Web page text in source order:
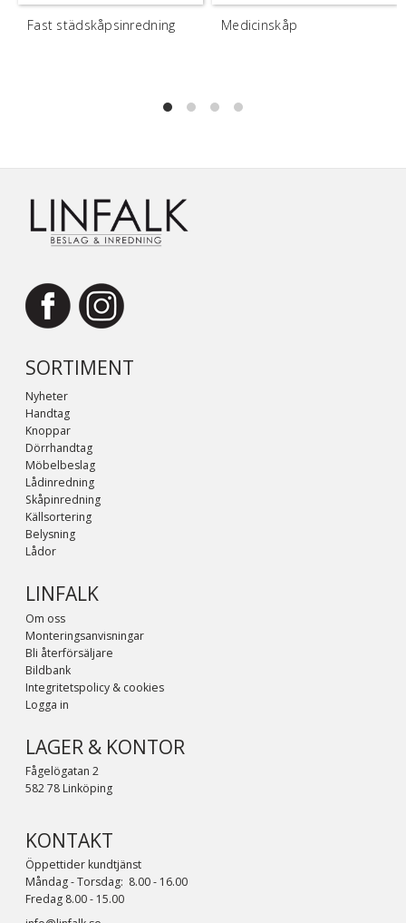
Fast städskåpsinredning Medicinskåp
SORTIMENT
Nyheter
Handtag
Knoppar
Dörrhandtag
Möbelbeslag
Lådinredning
Skåpinredning
Källsortering
Belysning
Lådor
LINFALK
Om oss
Monteringsanvisningar
Bli återförsäljare
Bildbank
Integritetspolicy & cookies
Logga in
LAGER & KONTOR
Fågelögatan 2
582 78 Linköping
KONTAKT
Öppettider kundtjänst
Måndag - Torsdag: 8.00 - 16.00
Fredag 8.00 - 15.00